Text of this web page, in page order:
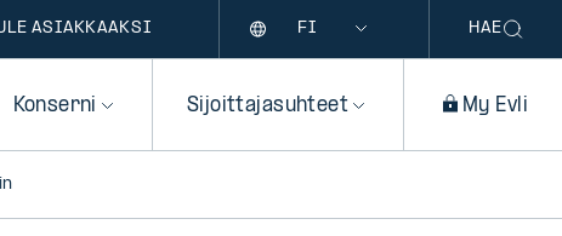
ASIAKKAAKSI HAE
Konserni Sijoittajasuhteet My Evli